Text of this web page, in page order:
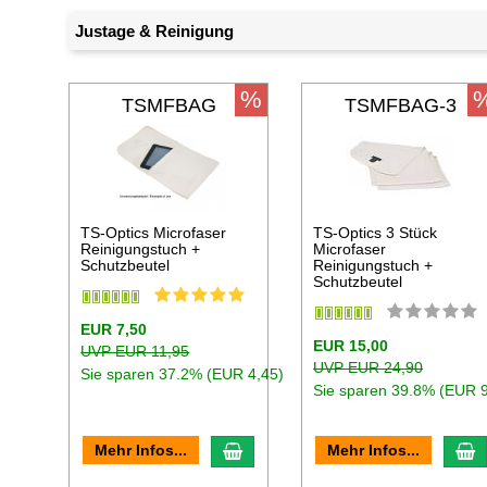
Justage & Reinigung
TSMFBAG
TS-Optics Microfaser
Reinigungstuch +
Schutzbeutel
EUR 7,50
UVP EUR 11,95
Sie sparen 37.2% (EUR 4,45)
Mehr Infos... In den Warenkorb
% TSMFBAG-3
TS-Optics 3 Stück
Microfaser
Reinigungstuch +
Schutzbeutel
EUR 15,00
UVP EUR 24,90
Sie sparen 39.8% (EUR
Mehr Infos...